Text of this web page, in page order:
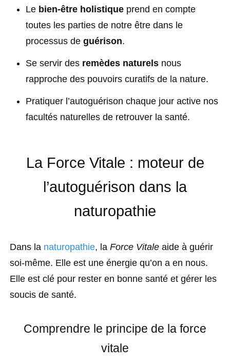
Le bien-être holistique prend en compte
toutes les parties de notre être dans le
processus de guérison.
Se servir des remèdes naturels nous
rapproche des pouvoirs curatifs de la nature.
Pratiquer l’autoguérison chaque jour active nos
facultés naturelles de retrouver la santé.
La Force Vitale : moteur de
l’autoguérison dans la
naturopathie
Dans la naturopathie, la Force Vitale aide à guérir
soi-même. Elle est une énergie qu’on a en nous.
Elle est clé pour rester en bonne santé et gérer les
soucis de santé.
Comprendre le principe de la force
vitale